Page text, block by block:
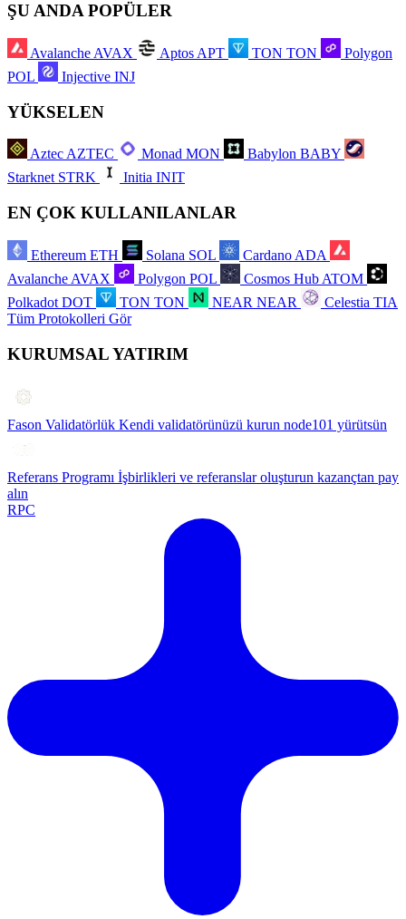
ŞU ANDA POPÜLER
Avalanche AVAX Aptos APT TON TON
Polygon
POL
Injective INJ
YÜKSELEN
AztecAZTEC Monad MON Babylon BABY
Starknet STRK Initia INIT
EN ÇOK KULLANILANLAR
Ethereum ETH Solana SOL Cardano ADA
Avalanche AVAX Polygon POL Cosmos Hub ATOM
Polkadot DOT TON TON NEAR NEAR Celestia TIA
Tüm Protokolleri Gör
KURUMSAL YATIRIM
Fason Validatörlük Kendi validatörünüzü kurun node101 yürütsün
Referans Programı İşbirlikleri ve referanslar oluşturun kazançtan pay
alın
RPC